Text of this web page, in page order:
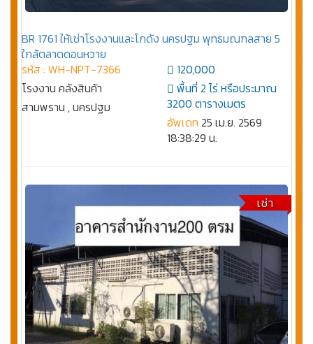
BR 1761 ให้เช่าโรงงานและโกดัง นครปฐม พุทธมณฑลสาย 5
ใกล้ตลาดดอนหวาย
รหัส : WH-NPT-7366
โรงงาน คลังสินค้า
สามพราน , นครปฐม
120,000
พื้นที่ 2 ไร่ หรือประมาณ
3200 ตารางเมตร
อัพเดท 25 เม.ย. 2569
18:38:29 น.
เช่า